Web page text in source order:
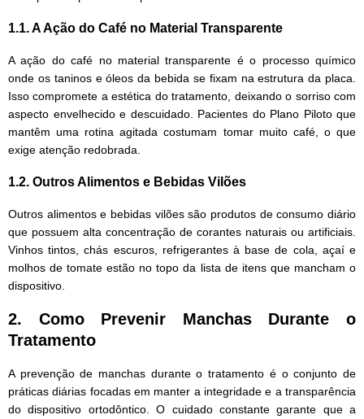
1.1. A Ação do Café no Material Transparente
A ação do café no material transparente é o processo químico
onde os taninos e óleos da bebida se fixam na estrutura da placa.
Isso compromete a estética do tratamento, deixando o sorriso com
aspecto envelhecido e descuidado. Pacientes do Plano Piloto que
mantêm uma rotina agitada costumam tomar muito café, o que
exige atenção redobrada.
1.2. Outros Alimentos e Bebidas Vilões
Outros alimentos e bebidas vilões são produtos de consumo diário
que possuem alta concentração de corantes naturais ou artificiais.
Vinhos tintos, chás escuros, refrigerantes à base de cola, açaí e
molhos de tomate estão no topo da lista de itens que mancham o
dispositivo.
2. Como Prevenir Manchas Durante o
Tratamento
A prevenção de manchas durante o tratamento é o conjunto de
práticas diárias focadas em manter a integridade e a transparência
do dispositivo ortodôntico. O cuidado constante garante que a